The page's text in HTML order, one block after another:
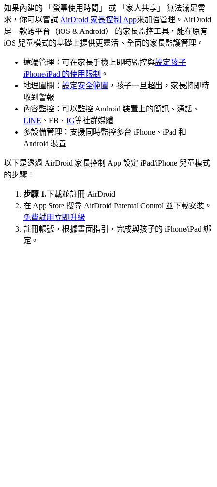
如果內建的 「螢幕使用時間」 或 「家人共享」 無法滿足需
求，你可以嘗試 AirDroid 家長控制 App來加強管理。AirDroid
是一款跨平台（iOS & Android） 的家長監控工具，能在原有
iOS 兒童模式的基礎上提供更靈活、全面的家長監護管理。
遠端管理：可在家長手機上即時監控與設定孩子
iPhone/iPad 的使用限制 。
地理圍欄： 設定安全範圍 ，孩子一旦超出，家長將即時
收到警報
內容監控：可以監控 Android 裝置上的簡訊、通話、
LINE 、FB、 IG等社群媒體
多設備管理：支援同時監控多台 iPhone、iPad 和
Android 裝置
以下是透過 AirDroid 家長控制 App 設定 iPad/iPhone 兒童模式
的步驟：
步驟 1.下載並註冊 AirDroid
在 App Store 搜尋 AirDroid Parental Control 並下載安裝。
免費試用 立即升級
註冊帳號，根據畫面指引，完成與孩子的 iPhone/iPad 綁
定。